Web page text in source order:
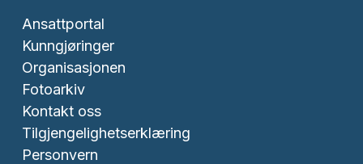
Ansattportal
Kunngjøringer
Organisasjonen
Fotoarkiv
Kontakt oss
Tilgjengelighetserklæring
Personvern